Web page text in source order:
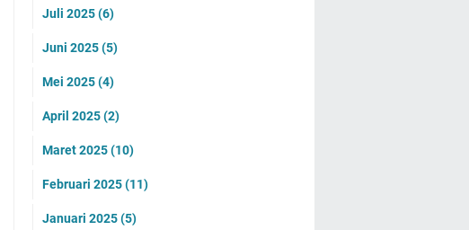
Juli 2025(6)
Juni 2025(5)
Mei 2025(4)
April 2025(2)
Maret 2025(10)
Februari 2025(11)
Januari 2025(5)